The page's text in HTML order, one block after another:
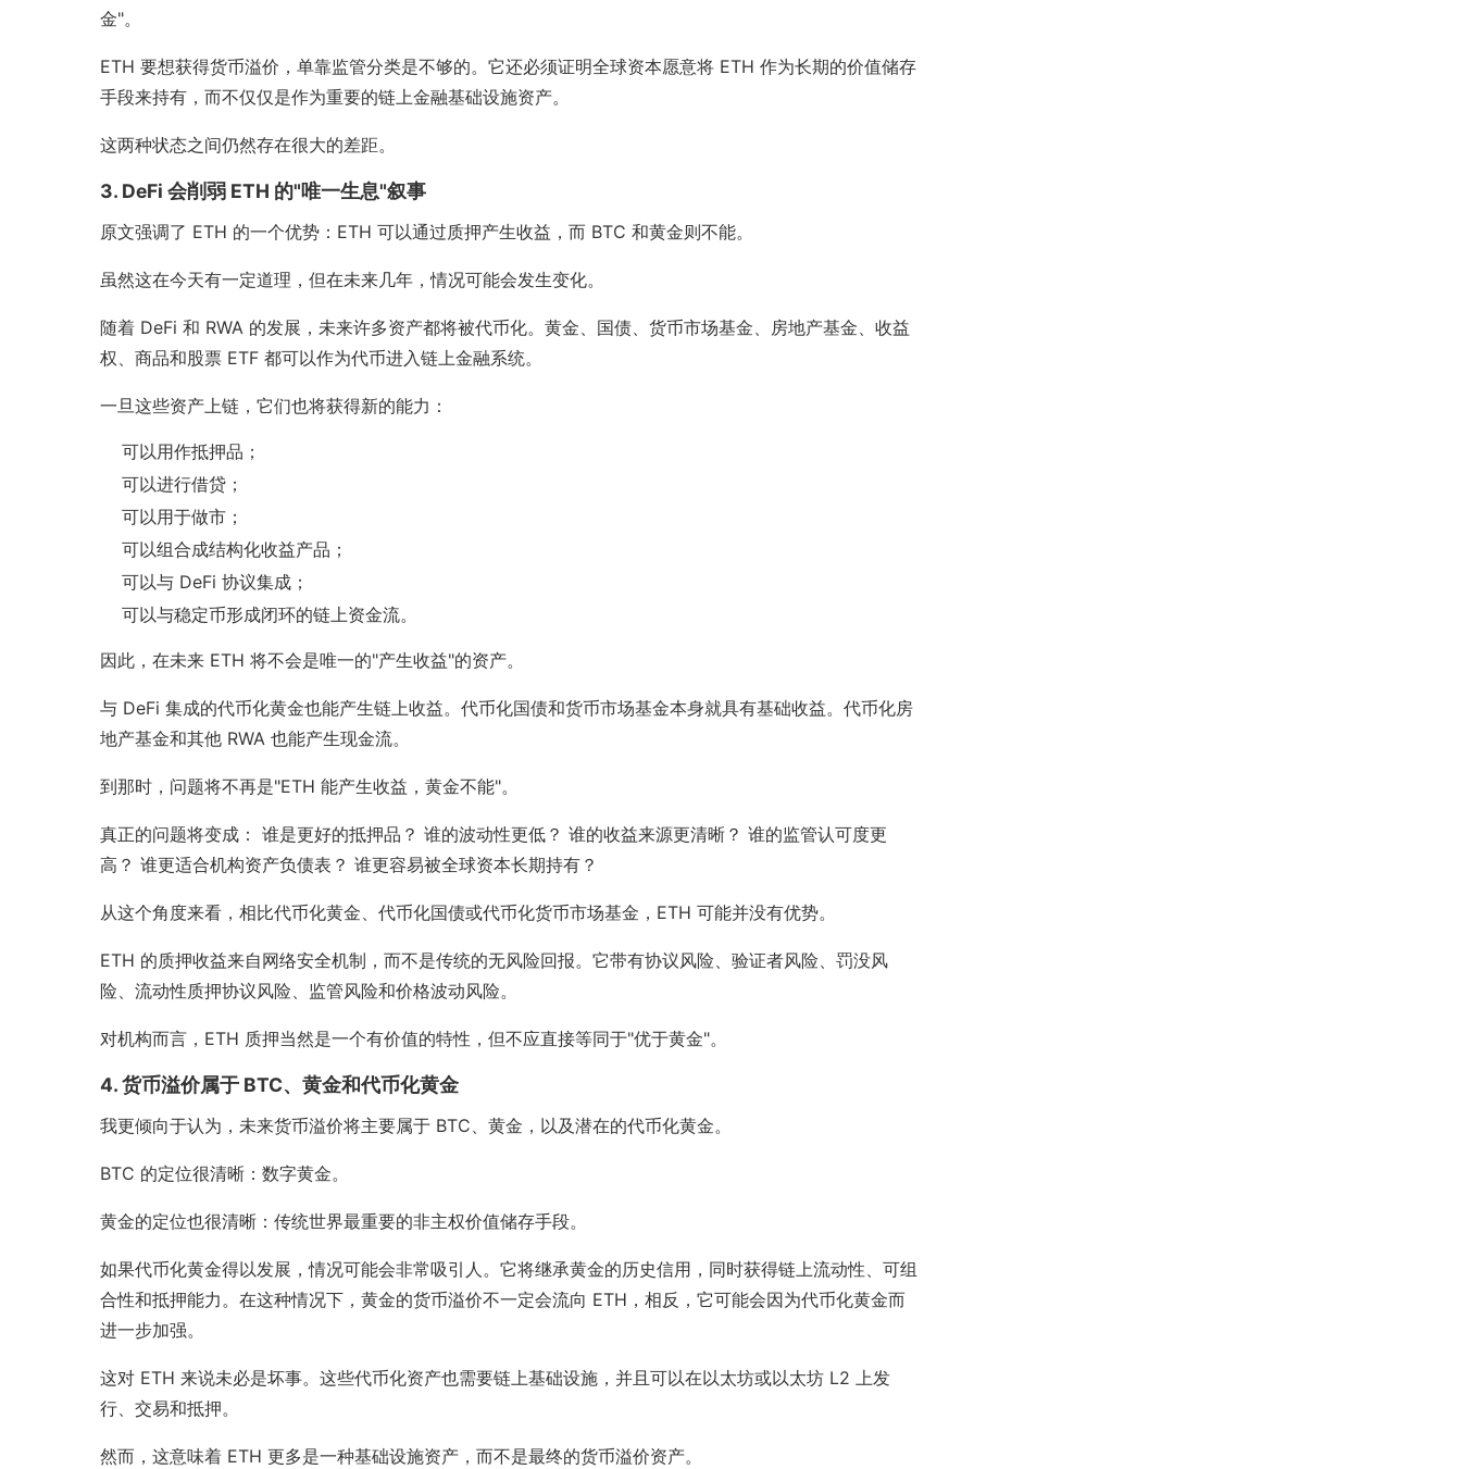
金"。
ETH 要想获得货币溢价，单靠监管分类是不够的。它还必须证明全球资本愿意将 ETH 作为长期的价值储存
手段来持有，而不仅仅是作为重要的链上金融基础设施资产。
这两种状态之间仍然存在很大的差距。
3. DeFi 会削弱 ETH 的"唯一生息"叙事
原文强调了 ETH 的一个优势：ETH 可以通过质押产生收益，而 BTC 和黄金则不能。
虽然这在今天有一定道理，但在未来几年，情况可能会发生变化。
随着 DeFi 和 RWA 的发展，未来许多资产都将被代币化。黄金、国债、货币市场基金、房地产基金、收益
权、商品和股票 ETF 都可以作为代币进入链上金融系统。
一旦这些资产上链，它们也将获得新的能力：
可以用作抵押品；
可以进行借贷；
可以用于做市；
可以组合成结构化收益产品；
可以与 DeFi 协议集成；
可以与稳定币形成闭环的链上资金流。
因此，在未来 ETH 将不会是唯一的"产生收益"的资产。
与 DeFi 集成的代币化黄金也能产生链上收益。代币化国债和货币市场基金本身就具有基础收益。代币化房
地产基金和其他 RWA 也能产生现金流。
到那时，问题将不再是"ETH 能产生收益，黄金不能"。
真正的问题将变成： 谁是更好的抵押品？ 谁的波动性更低？ 谁的收益来源更清晰？ 谁的监管认可度更
高？ 谁更适合机构资产负债表？ 谁更容易被全球资本长期持有？
从这个角度来看，相比代币化黄金、代币化国债或代币化货币市场基金，ETH 可能并没有优势。
ETH 的质押收益来自网络安全机制，而不是传统的无风险回报。它带有协议风险、验证者风险、罚没风
险、流动性质押协议风险、监管风险和价格波动风险。
对机构而言，ETH 质押当然是一个有价值的特性，但不应直接等同于"优于黄金"。
4. 货币溢价属于 BTC、黄金和代币化黄金
我更倾向于认为，未来货币溢价将主要属于 BTC、黄金，以及潜在的代币化黄金。
BTC 的定位很清晰：数字黄金。
黄金的定位也很清晰：传统世界最重要的非主权价值储存手段。
如果代币化黄金得以发展，情况可能会非常吸引人。它将继承黄金的历史信用，同时获得链上流动性、可组
合性和抵押能力。在这种情况下，黄金的货币溢价不一定会流向 ETH，相反，它可能会因为代币化黄金而
进一步加强。
这对 ETH 来说未必是坏事。这些代币化资产也需要链上基础设施，并且可以在以太坊或以太坊 L2 上发
行、交易和抵押。
然而，这意味着 ETH 更多是一种基础设施资产，而不是最终的货币溢价资产。